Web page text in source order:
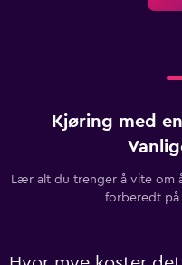
Kjøring med
Lær alt du trenger å vite om
forberedt på